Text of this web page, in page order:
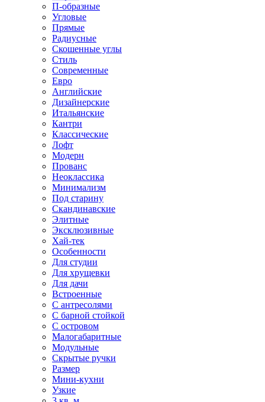
П-образные
Угловые
Прямые
Радиусные
Скошенные углы
Стиль
Современные
Евро
Английские
Дизайнерские
Итальянские
Кантри
Классические
Лофт
Модерн
Прованс
Неоклассика
Минимализм
Под старину
Скандинавские
Элитные
Эксклюзивные
Хай-тек
Особенности
Для студии
Для хрущевки
Для дачи
Встроенные
С антресолями
С барной стойкой
С островом
Малогабаритные
Модульные
Скрытые ручки
Размер
Мини-кухни
Узкие